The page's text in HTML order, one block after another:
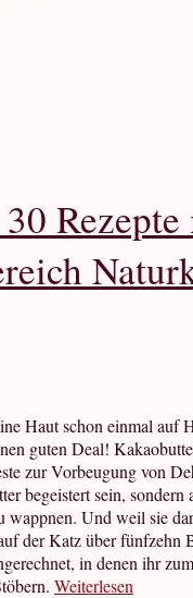
Haut schon einmal auf
guten Deal!
zur Vorbeugung von
begeistert sein,
wappnen. Und weil sie
der Katz über fünfzehn
in denen ihr
Weiterlesen